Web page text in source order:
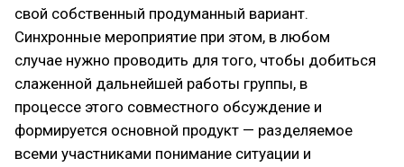
свой собственный продуманный вариант.
Синхронные мероприятие при этом, в любом
случае нужно проводить для того, чтобы добиться
слаженной дальнейшей работы группы, в
процессе этого совместного обсуждение и
формируется основной продукт — разделяемое
всеми участниками понимание ситуации и